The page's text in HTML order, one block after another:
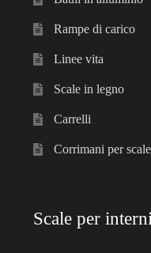
Rampe di carico
Linee vita
Scale in legno
Carrelli
Corrimani per scale
Scale per